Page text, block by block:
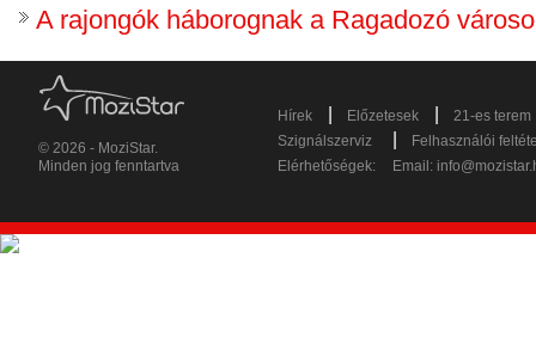
A rajongók háborognak a Ragadozó
© 2026 - MoziStar.
Minden jog fenntartva
Hírek Előzetesek
21-es terem
Szignálszerviz
Felhasználói
Elérhetőségek:
Email: